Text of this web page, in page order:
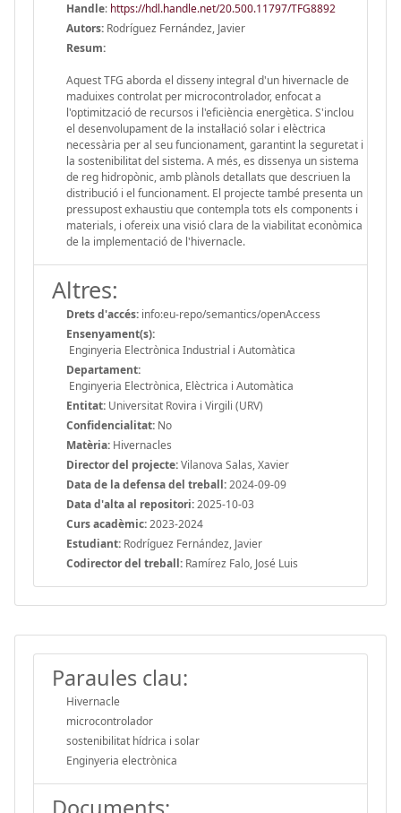
Handle: https://hdl.handle.net/20.500.11797/TFG8892
Autors: Rodríguez Fernández, Javier
Resum:
Aquest TFG aborda el disseny integral d'un hivernacle de
maduixes controlat per microcontrolador, enfocat a
l'optimització de recursos i l'eficiència energètica. S'inclou
el desenvolupament de la instal·lació solar i elèctrica
necessària per al seu funcionament, garantint la seguretat i
la sostenibilitat del sistema. A més, es dissenya un sistema
de reg hidropònic, amb plànols detallats que descriuen la
distribució i el funcionament. El projecte també presenta un
pressupost exhaustiu que contempla tots els components i
materials, i ofereix una visió clara de la viabilitat econòmica
de la implementació de l'hivernacle.
Altres:
Drets d'accés: info:eu-repo/semantics/openAccess
Ensenyament(s):
Enginyeria Electrònica Industrial i Automàtica
Departament:
Enginyeria Electrònica, Elèctrica i Automàtica
Entitat: Universitat Rovira i Virgili (URV)
Confidencialitat: No
Matèria: Hivernacles
Director del projecte:Vilanova Salas, Xavier
Data de la defensa del treball:2024-09-09
Data d'alta al repositori:2025-10-03
Curs acadèmic:2023-2024
Estudiant: Rodríguez Fernández, Javier
Codirector del treball: Ramírez Falo, José Luis
Paraules clau:
Hivernacle
microcontrolador
sostenibilitat hídrica i solar
Enginyeria electrònica